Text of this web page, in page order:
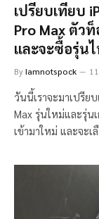
เปรียบเทียบ
Pro Max ตัว
และจะซื้อรุ่น
ByIamnotspock
วันนี้เราจะมาเปรีย
Max รุ่นใหม่และรุ่น
เข้ามาใหม่ และจะ